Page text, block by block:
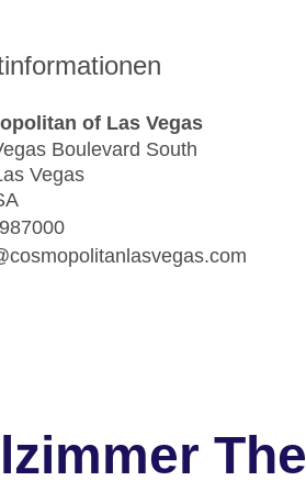
of Las Vegas
Boulevard South
Vegas